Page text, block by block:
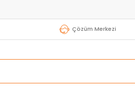
Çözüm Merkezi